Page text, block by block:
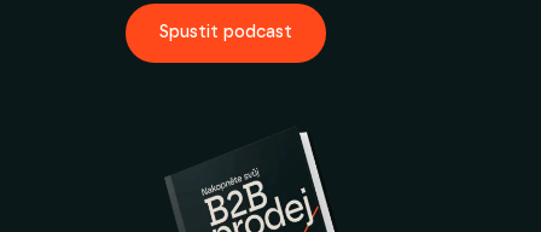
Spustit podcast